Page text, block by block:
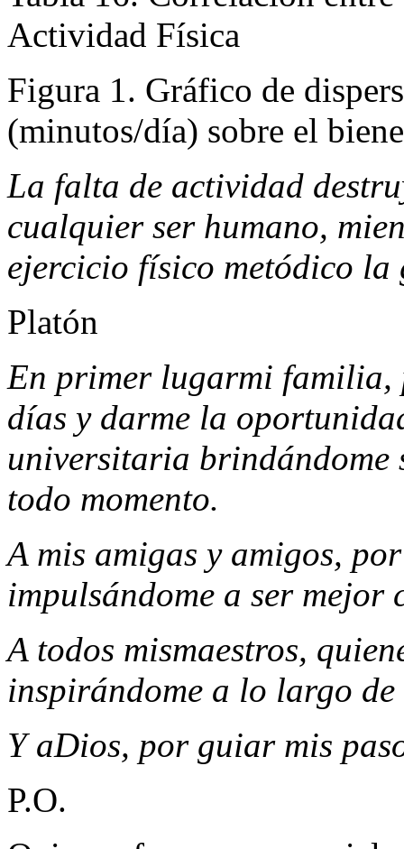
Tabla 16. Correlación
Actividad Física
Figura 1. Gráfico de
(minutos/día) sobre el
La falta de actividad
cualquier ser humano,
ejercicio físico metódico la
Platón
En primer lugarmi familia,
días y darme la
universitaria brindándome
todo momento.
A mis amigas y amigos,
impulsándome a ser mejor
A todos mismaestros,
inspirándome a lo largo de
Y aDios, por guiar mis
P.O.